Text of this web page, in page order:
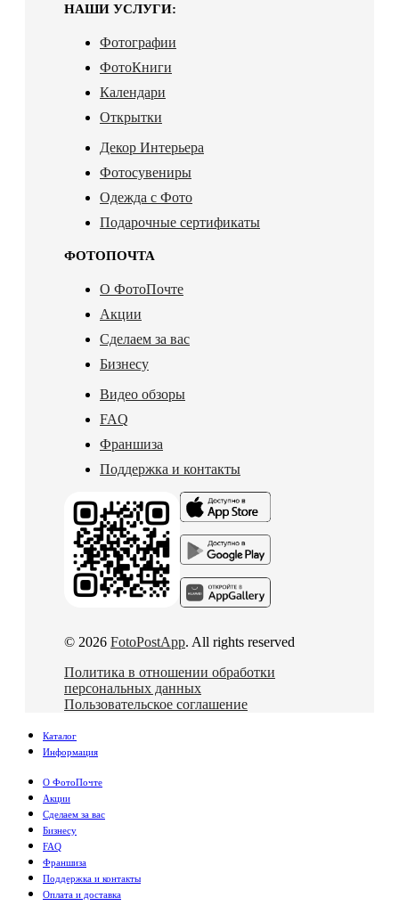
НАШИ УСЛУГИ:
Фотографии
ФотоКниги
Календари
Открытки
Декор Интерьера
Фотосувениры
Одежда с Фото
Подарочные сертификаты
ФОТОПОЧТА
О ФотоПочте
Акции
Сделаем за вас
Бизнесу
Видео обзоры
FAQ
Франшиза
Поддержка и контакты
© 2026 FotoPostApp. All rights reserved
Политика в отношении обработки
персональных данных
Пользовательское соглашение
Каталог
Информация
О ФотоПочте
Акции
Сделаем за вас
Бизнесу
FAQ
Франшиза
Поддержка и контакты
Оплата и доставка